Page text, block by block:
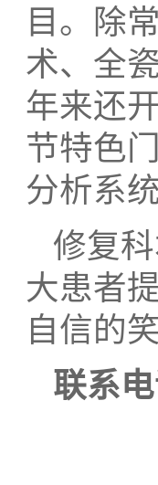
目。除
术、全
年来还
节特色
分析系
修复
大患者
自信的
联系